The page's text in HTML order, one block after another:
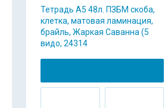
Тетрадь А5 48л. ПЗБМ скоба,
клетка, матовая ламинация,
брайль, Жаркая Саванна (5
видо, 24314